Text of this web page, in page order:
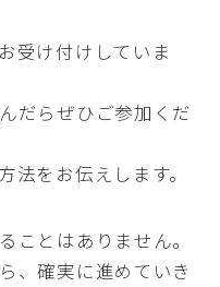
受け付けしていま
だらぜひご参加くだ
法をお伝えします。
ことはありません。
、確実に進めていき